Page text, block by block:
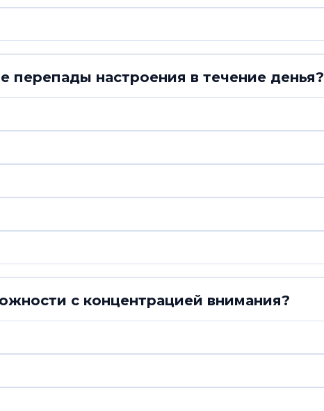
перепады настроения в течение денья?
с концентрацией внимания?